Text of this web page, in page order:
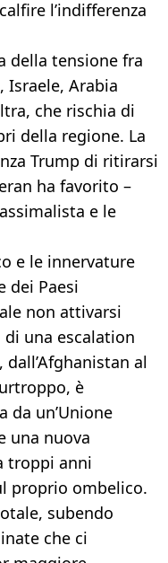
l’indifferenza
della tensione fra
Israele, Arabia
che rischia di
della regione. La
Trump di ritirarsi
ha favorito –
e le
e le innervature
dei Paesi
non attivarsi
una escalation
al
è
da un’Unione
una nuova
troppi anni
proprio ombelico.
subendo
che ci